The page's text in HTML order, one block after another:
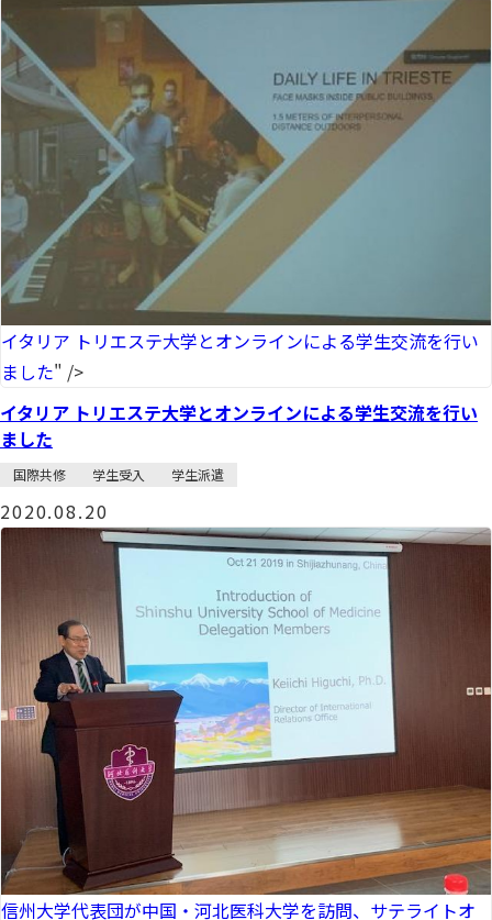
イタリア トリエステ大学とオンラインによる学生交流を行い
ました" />
イタリア トリエステ大学とオンラインによる学生交流を行い
ました
国際共修 学生受入 学生派遣
2020.08.20
信州大学代表団が中国・河北医科大学を訪問、サテライトオ